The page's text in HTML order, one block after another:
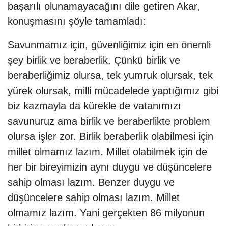
başarılı olunamayacağını dile getiren Akar,
konuşmasını şöyle tamamladı:
Savunmamız için, güvenliğimiz için en önemli
şey birlik ve beraberlik. Çünkü birlik ve
beraberliğimiz olursa, tek yumruk olursak, tek
yürek olursak, milli mücadelede yaptığımız gibi
biz kazmayla da kürekle de vatanımızı
savunuruz ama birlik ve beraberlikte problem
olursa işler zor. Birlik beraberlik olabilmesi için
millet olmamız lazım. Millet olabilmek için de
her bir bireyimizin aynı duygu ve düşüncelere
sahip olması lazım. Benzer duygu ve
düşüncelere sahip olması lazım. Millet
olmamız lazım. Yani gerçekten 86 milyonun